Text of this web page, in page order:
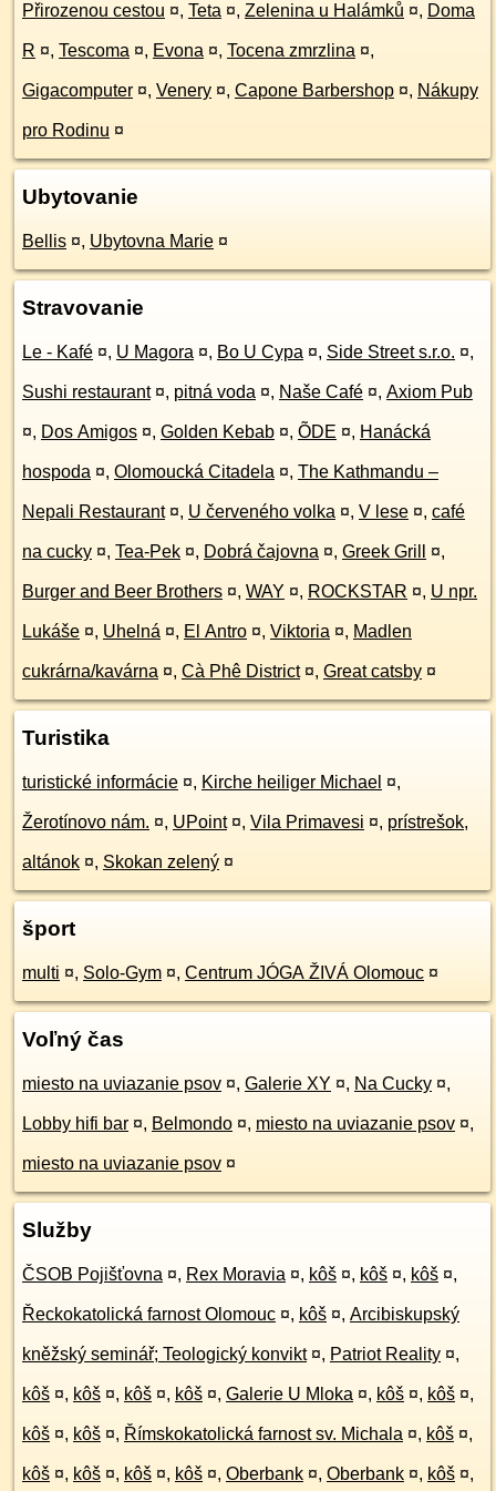
Přirozenou cestou ¤, Teta ¤, Zelenina u Halámků ¤, Doma
R ¤, Tescoma ¤, Evona ¤, Tocena zmrzlina ¤,
Gigacomputer ¤, Venery ¤, Capone Barbershop ¤, Nákupy
pro Rodinu ¤
Ubytovanie
Bellis ¤, Ubytovna Marie ¤
Stravovanie
Le - Kafé ¤, U Magora ¤, Bo U Cypa ¤, Side Street s.r.o. ¤,
Sushi restaurant ¤, pitná voda ¤, Naše Café ¤, Axiom Pub
¤, Dos Amigos ¤, Golden Kebab ¤, ÕDE ¤, Hanácká
hospoda ¤, Olomoucká Citadela ¤, The Kathmandu –
Nepali Restaurant ¤, U červeného volka ¤, V lese ¤, café
na cucky ¤, Tea-Pek ¤, Dobrá čajovna ¤, Greek Grill ¤,
Burger and Beer Brothers ¤, WAY ¤, ROCKSTAR ¤, U npr.
Lukáše ¤, Uhelná ¤, El Antro ¤, Viktoria ¤, Madlen
cukrárna/kavárna ¤, Cà Phê District ¤, Great catsby ¤
Turistika
turistické informácie ¤, Kirche heiliger Michael ¤,
Žerotínovo nám. ¤, UPoint ¤, Vila Primavesi ¤, prístrešok,
altánok ¤, Skokan zelený ¤
šport
multi ¤, Solo-Gym ¤, Centrum JÓGA ŽIVÁ Olomouc ¤
Voľný čas
miesto na uviazanie psov ¤, Galerie XY ¤, Na Cucky ¤,
Lobby hifi bar ¤, Belmondo ¤, miesto na uviazanie psov ¤,
miesto na uviazanie psov ¤
Služby
ČSOB Pojišťovna ¤, Rex Moravia ¤, kôš ¤, kôš ¤, kôš ¤,
Řeckokatolická farnost Olomouc ¤, kôš ¤, Arcibiskupský
kněžský seminář; Teologický konvikt ¤, Patriot Reality ¤,
kôš ¤, kôš ¤, kôš ¤, kôš ¤, Galerie U Mloka ¤, kôš ¤, kôš ¤,
kôš ¤, kôš ¤, Římskokatolická farnost sv. Michala ¤, kôš ¤,
kôš ¤, kôš ¤, kôš ¤, kôš ¤, Oberbank ¤, Oberbank ¤, kôš ¤,